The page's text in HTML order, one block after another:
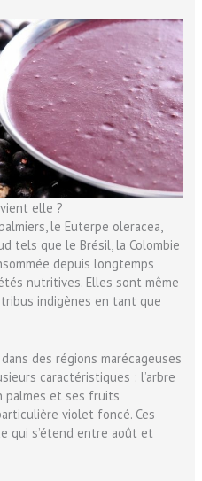
elle ?
le Euterpe oleracea,
tels que le Brésil, la Colombie
depuis longtemps
nutritives. Elles sont même
indigènes en tant que
des régions marécageuses
caractéristiques : l’arbre
et ses fruits
violet foncé. Ces
qui s’étend entre août et